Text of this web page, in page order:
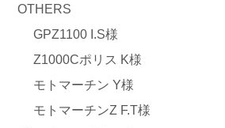
OTHERS
GPZ1100 I.S様
Z1000Cポリス K様
モトマーチン Y様
モトマーチンZ F.T様